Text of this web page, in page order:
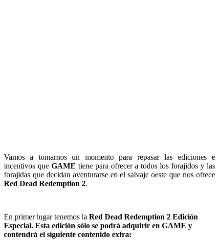
Vamos a tomarnos un momento para repasar las ediciones e
incentivos que GAME tiene para ofrecer a todos los forajidos y las
forajidas que decidan aventurarse en el salvaje oeste que nos ofrece
Red Dead Redemption 2.
En primer lugar tenemos la Red Dead Redemption 2 Edición
Especial. Esta edición sólo se podrá adquirir en GAME y
contendrá el siguiente contenido extra: